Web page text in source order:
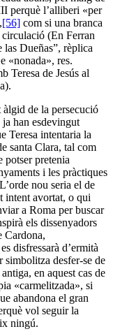
perquè l’alliberi «per
[56] com si una branca
(En Ferran
Dueñas”, rèplica
«nonada», res.
Teresa de Jesús al
de la persecució
ja han esdevingut
Teresa intentaria la
santa Clara, tal com
potser pretenia
i les pràctiques
nou seria el de
intent avortat, o qui
a Roma per buscar
els dissenyadors
Cardona,
disfressarà d’ermità
simbolitza desfer-se de
en aquest cas de
«carmelitzada», si
abandona el gran
vol seguir la
ningú.